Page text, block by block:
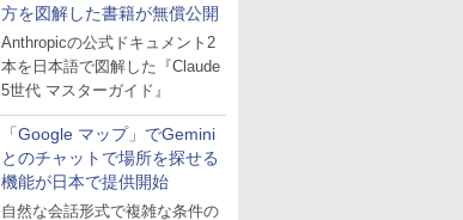
方を図解した書籍が無償公開
Anthropicの公式ドキュメント2
本を日本語で図解した『Claude
5世代 マスターガイド』
「Google マップ」でGemini
とのチャットで場所を探せる
機能が日本で提供開始
自然な会話形式で複雑な条件の